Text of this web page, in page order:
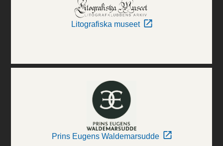
Litografiska museet
Prins Eugens Waldemarsudde